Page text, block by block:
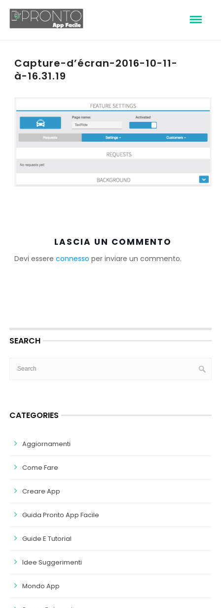
Capture-d’écran-2016-10-11-
à-16.31.19
LASCIA UN COMMENTO
Devi essere connesso per inviare un commento.
SEARCH
CATEGORIES
Aggiornamenti
Come Fare
Creare App
Guida Pronto App Facile
Guide E Tutorial
Idee Suggerimenti
Mondo App